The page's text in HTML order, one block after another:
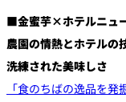
■金蜜芋×ホテルニュ
農園の情熱とホテルの
洗練された美味しさ
「食のちばの逸品を